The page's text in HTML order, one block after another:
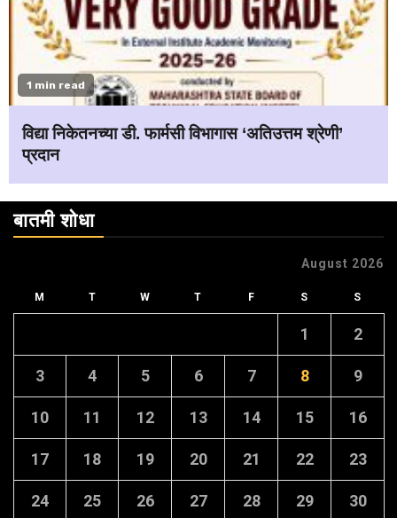
1 min read
विद्या निकेतनच्या डी. फार्मसी विभागास ‘अतिउत्तम श्रेणी’
प्रदान
बातमी शोधा
August 2026
M T W T F S S
1 2
3 4 5 6 7 8 9
10 11 12 13 14 15 16
17 18 19 20 21 22 23
24 25 26 27 28 29 30